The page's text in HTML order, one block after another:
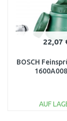
22,07
BOSCH
AUF